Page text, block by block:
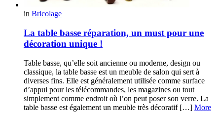
in Bricolage
La table basse réparation, un must pour une
décoration unique !
Table basse, qu’elle soit ancienne ou moderne, design ou
classique, la table basse est un meuble de salon qui sert à
diverses fins. Elle est généralement utilisée comme surface
d’appui pour les télécommandes, les magazines ou tout
simplement comme endroit où l’on peut poser son verre. La
table basse est également un meuble très décoratif […] More